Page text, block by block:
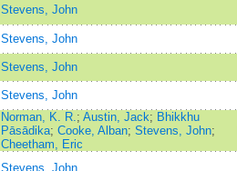
Stevens, John
Stevens, John
Stevens, John
Stevens, John
Norman, K. R.; Austin, Jack; Bhikkhu
Pāsādika; Cooke, Alban; Stevens, John;
Cheetham, Eric
Stevens, John